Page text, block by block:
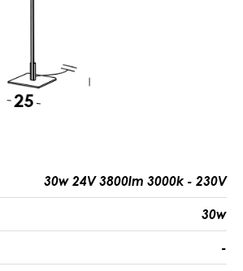
30w 24V 3800lm 3000k - 230V
30w
-